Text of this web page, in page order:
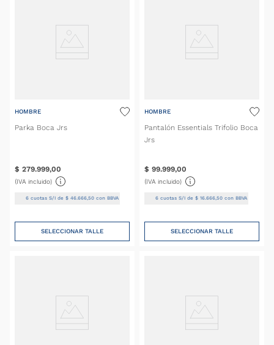
HOMBRE
Parka Boca Jrs
$ 279.999,00
(IVA incluido)
6 cuotas S/I de$ 46 .666 ,50 con BBVA
SELECCIONAR TALLE
HOMBRE
Pantalón Essentials Trifolio Boca
Jrs
$ 99.999,00
(IVA incluido)
6cuotas S/I de $ 16. 666, 50con BBVA
SELECCIONAR TALLE